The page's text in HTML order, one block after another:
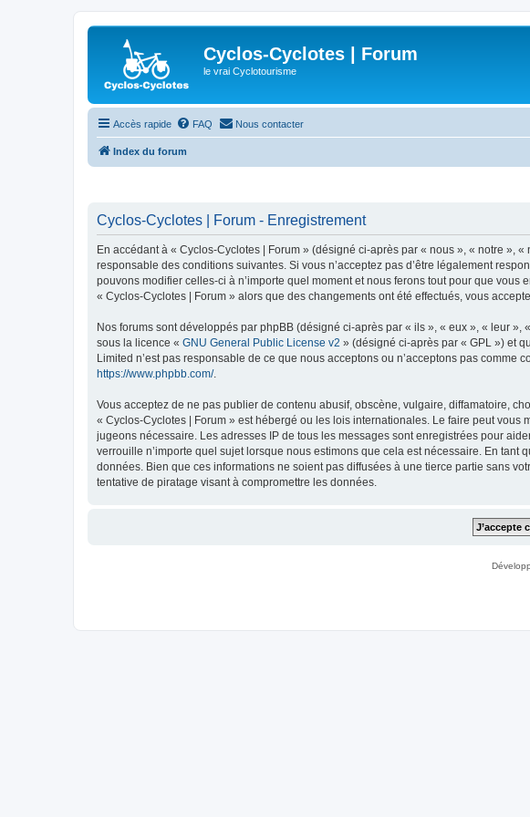
Cyclos-Cyclotes | Forum
le vrai Cyclotourisme
Accès rapide FAQ Nous contacter
Index du forum
Cyclos-Cyclotes | Forum - Enregistrement
En accédant à « Cyclos-Cyclotes | Forum » (désigné ci-après par « nous », « notre »,
responsable des conditions suivantes. Si vous n’acceptez pas d’être légalement
pouvons modifier celles-ci à n’importe quel moment et nous ferons tout pour que
« Cyclos-Cyclotes | Forum » alors que des changements ont été effectués, vous
Nos forums sont développés par phpBB (désigné ci-après par « ils », « eux », « leur
sous la licence « GNU General Public License v2 » (désigné ci-après par « GPL ») et
Limited n’est pas responsable de ce que nous acceptons ou n’acceptons pas
https://www.phpbb.com/.
Vous acceptez de ne pas publier de contenu abusif, obscène, vulgaire, diffamatoire,
« Cyclos-Cyclotes | Forum » est hébergé ou les lois internationales. Le faire peut
jugeons nécessaire. Les adresses IP de tous les messages sont enregistrées pour
verrouille n’importe quel sujet lorsque nous estimons que cela est nécessaire. En
données. Bien que ces informations ne soient pas diffusées à une tierce partie sans
tentative de piratage visant à compromettre les données.